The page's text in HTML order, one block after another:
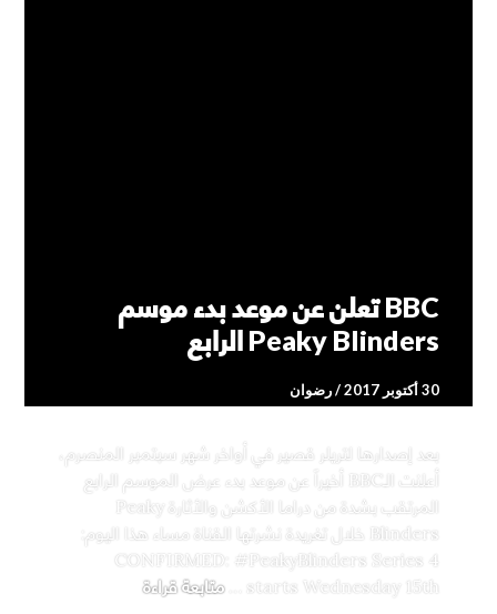
BBC تعلن عن موعد بدء موسم
Peaky Blinders الرابع
30 أكتوبر 2017 رضوان
بعد إصدارها لتريلر قصير في أواخر شهر سبتمبر المنصرم،
أعلنت الـBBC أخيراً عن موعد بدء عرض الموسم الرابع
المرتقب بشدة من دراما الأكشن والأثارة Peaky
Blinders خلال تغريدة نشرتها القناة مساء هذا اليوم:
CONFIRMED: #PeakyBlinders Series 4
starts Wednesday 15th …
متابعة قراءةBBC تعلن عن موعد بدء موسم Peaky Blinders الرابع